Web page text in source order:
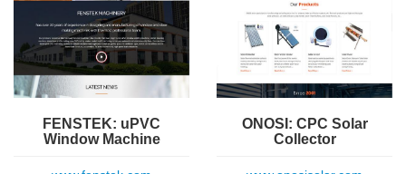
FENSTEK: uPVC
Window Machine
ONOSI: CPC Solar
Collector